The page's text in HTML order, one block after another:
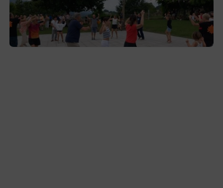
Gerediaga inicia sus fiestas con una cena
y la romería de Ansorregi eta Larrañaga
2026-08-03